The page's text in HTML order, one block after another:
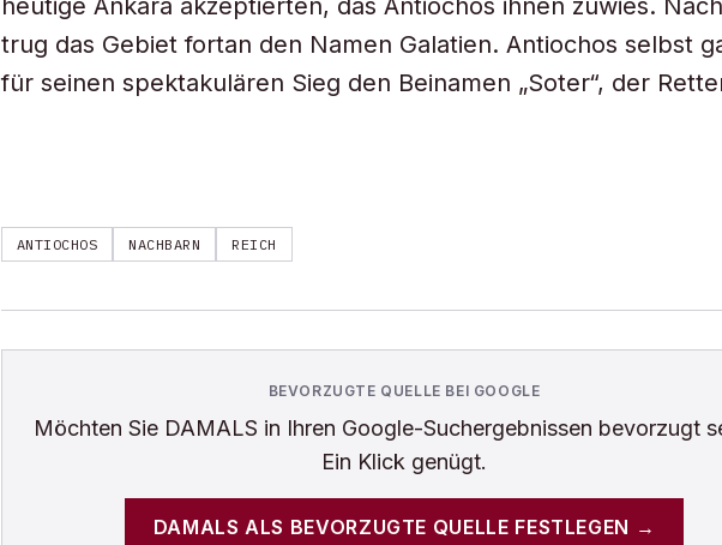
heutige Ankara akzeptierten, das Antiochos ihnen zuwies.
trug das Gebiet fortan den Namen Galatien. Antiochos selbst
für seinen spektakulären Sieg den Beinamen „Soter“, der
ANTIOCHOS NACHBARN REICH
BEVORZUGTE QUELLE BEI GOOGLE
Möchten Sie DAMALS in Ihren Google-Suchergebnissen bevorzugt
Ein Klick genügt.
DAMALS ALS BEVORZUGTE QUELLE FESTLEGEN →